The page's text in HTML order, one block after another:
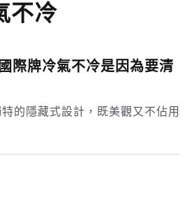
不冷
際牌冷氣不冷是因為要清
的隱藏式設計，既美觀又不佔用